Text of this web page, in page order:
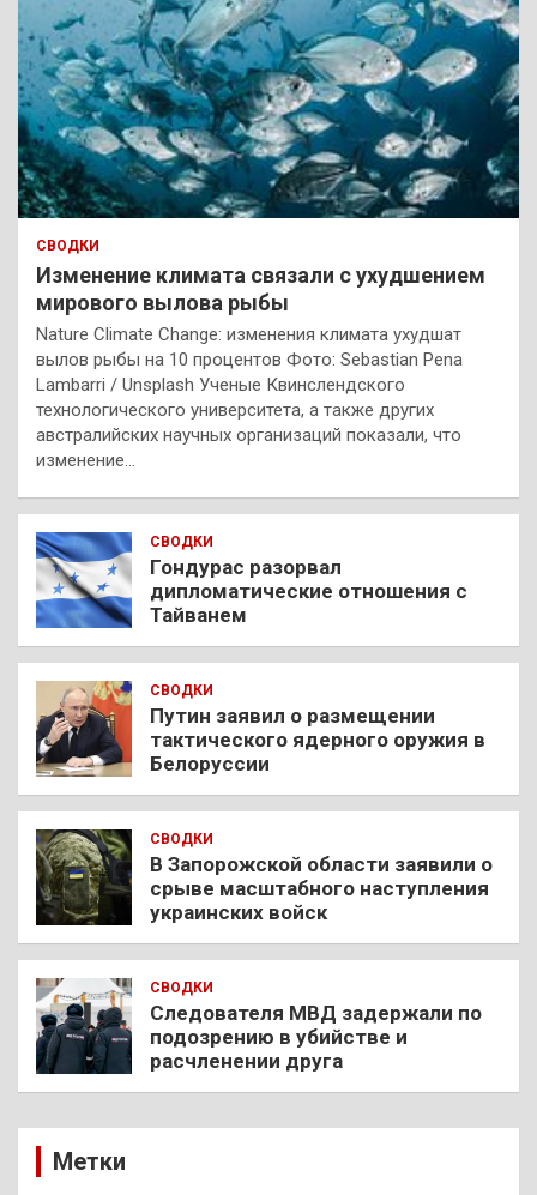
СВОДКИ
Изменение климата связали с ухудшением
мирового вылова рыбы
Nature Climate Change: изменения климата ухудшат
вылов рыбы на 10 процентов Фото: Sebastian Pena
Lambarri / Unsplash Ученые Квинслендского
технологического университета, а также других
австралийских научных организаций показали, что
изменение…
СВОДКИ
Гондурас разорвал
дипломатические отношения с
Тайванем
СВОДКИ
Путин заявил о размещении
тактического ядерного оружия в
Белоруссии
СВОДКИ
В Запорожской области заявили о
срыве масштабного наступления
украинских войск
СВОДКИ
Следователя МВД задержали по
подозрению в убийстве и
расчленении друга
Метки